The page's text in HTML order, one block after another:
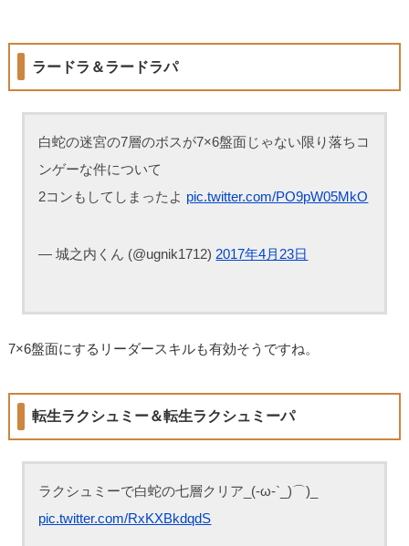
ラードラ＆ラードラパ
白蛇の迷宮の7層のボスが7×6盤面じゃない限り落ちコ
ンゲーな件について
2コンもしてしまったよ pic.twitter.com/PO9pW05MkO
— 城之内くん (@ugnik1712) 2017年4月23日
7×6盤面にするリーダースキルも有効そうですね。
転生ラクシュミー＆転生ラクシュミーパ
ラクシュミーで白蛇の七層クリア_(-ω-`_)⌒)_
pic.twitter.com/RxKXBkdqdS